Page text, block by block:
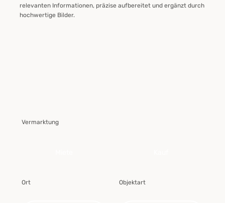
relevanten Informationen, präzise aufbereitet und ergänzt durch
hochwertige Bilder.
Vermarktung
Ort Objektart